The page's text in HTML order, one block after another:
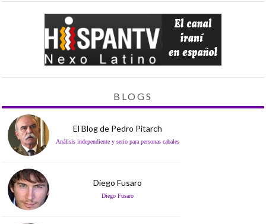
BLOGS
El Blog de Pedro Pitarch
Análisis independiente y serio para personas cabales
Diego Fusaro
Diego Fusaro